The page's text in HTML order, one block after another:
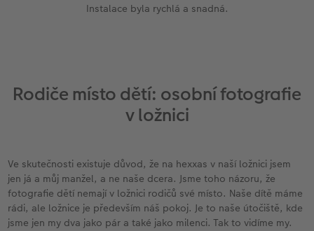
Instalace byla rychlá a snadná.
Rodiče místo dětí: osobní fotografie
v ložnici
Ve skutečnosti existuje důvod, že na hexxas v naší ložnici jsem
jen já a můj manžel, a ne naše dcera. Jsme toho názoru, že
fotografie dětí nemají v ložnici rodičů své místo. Naše dítě máme
rádi, ale ložnice je především náš pokoj. Je to naše útočiště, kde
jsme jen my dva jako pár a také jako milenci. Tak to vidíme my.